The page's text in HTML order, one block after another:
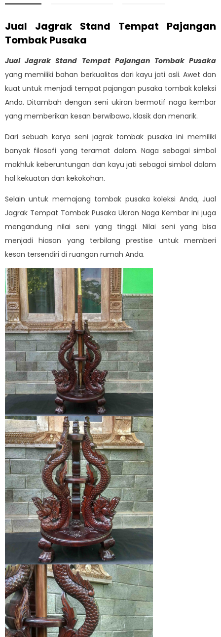
Jual Jagrak Stand Tempat Pajangan
Tombak Pusaka
Jual Jagrak Stand Tempat Pajangan Tombak Pusaka
yang memiliki bahan berkualitas dari kayu jati asli. Awet dan
kuat untuk menjadi tempat pajangan pusaka tombak koleksi
Anda. Ditambah dengan seni ukiran bermotif naga kembar
yang memberikan kesan berwibawa, klasik dan menarik.
Dari sebuah karya seni jagrak tombak pusaka ini memiliki
banyak filosofi yang teramat dalam. Naga sebagai simbol
makhluk keberuntungan dan kayu jati sebagai simbol dalam
hal kekuatan dan kekokohan.
Selain untuk memajang tombak pusaka koleksi Anda, Jual
Jagrak Tempat Tombak Pusaka Ukiran Naga Kembar ini juga
mengandung nilai seni yang tinggi. Nilai seni yang bisa
menjadi hiasan yang terbilang prestise untuk memberi
kesan tersendiri di ruangan rumah Anda.